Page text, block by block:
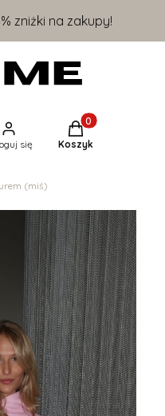
zniżki na zakupy!
się
Produkty w
Koszyk
(miś)